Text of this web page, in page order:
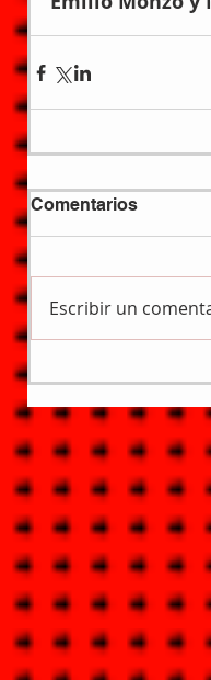
Comentarios
Escribir un